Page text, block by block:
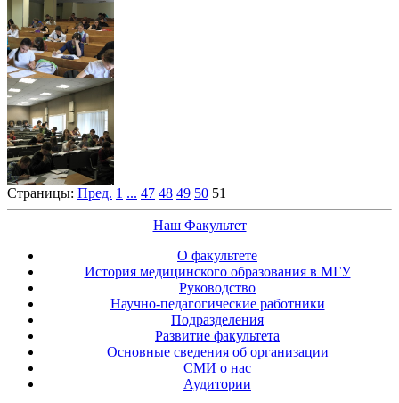
Страницы: Пред. 1 ... 47 48 49 50 51
Наш Факультет
О факультете
История медицинского образования в МГУ
Руководство
Научно-педагогические работники
Подразделения
Развитие факультета
Основные сведения об организации
СМИ о нас
Аудитории